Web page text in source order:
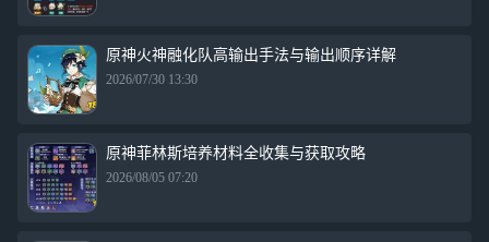
原神火神融化队高输出手法与输出顺序详解
2026/07/30 13:30
原神菲林斯培养材料全收集与获取攻略
2026/08/05 07:20